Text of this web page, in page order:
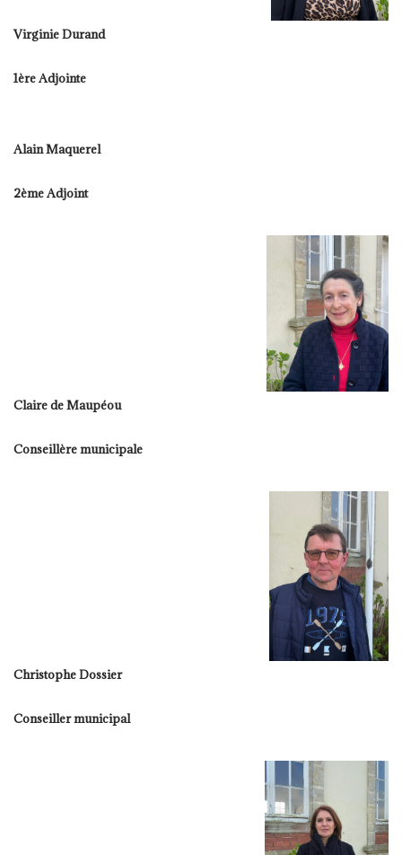
Virginie Durand
1ère Adjointe
Alain Maquerel
2ème Adjoint
Claire de Maupéou
Conseillère municipale
Christophe Dossier
Conseiller municipal